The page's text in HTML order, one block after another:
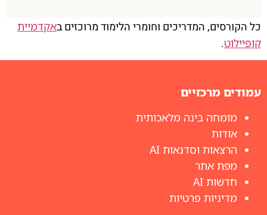
כל הקורסים, המדריכים וחומרי הלימוד מרוכזים באקדמיית
קופיילוט.
עמודים מרכזיים
מומחה בינה מלאכותית
אודות
הרצאות וסדנאות AI
מפת אתר
חדשות AI
מדיניות פרטיות